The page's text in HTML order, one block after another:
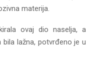
materija.
ovaj dio naselja, a
lažna, potvrđeno je u